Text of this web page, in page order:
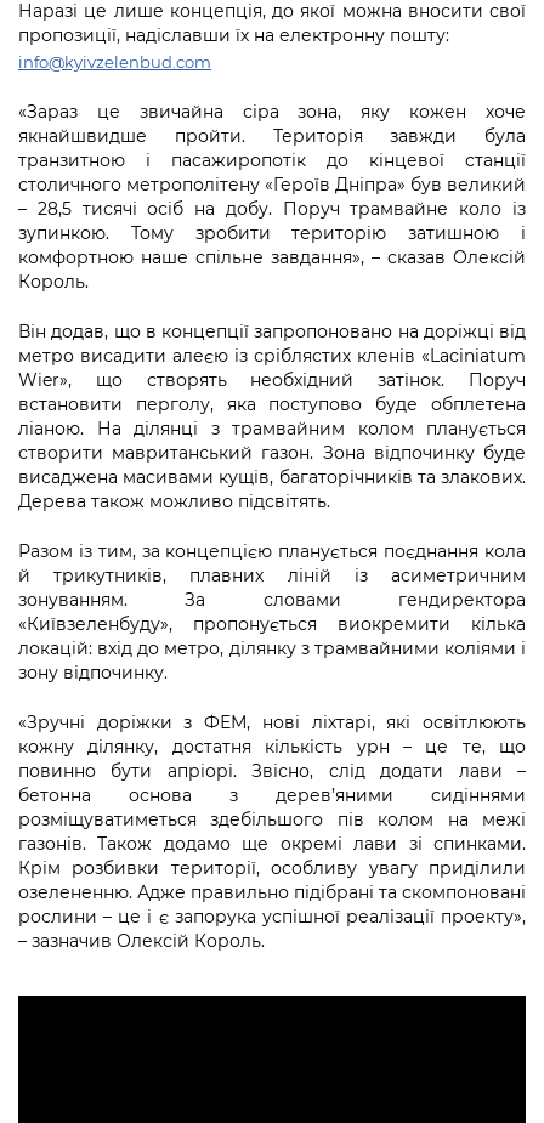
Підприємства, установи, організації
Kyiv International Relations
Річні звіти
Гендерна політика
Безбар'єрність
Київська міська військова адміністрація
Портал Захисників та Захисниць
Портал послуг
Міський застосунок Київ Цифровий
Важливе під час воєнного стану
Уряд» – місцевий рівень»
Важливе під час воєнного стану
Про відкриті дані
Портал даних Києва
Публічні дашборди
Наразі це лише концепція, до якої можна вносити свої
пропозиції, надіславши їх на електронну пошту:
info@kyivzelenbud.com
«Зараз це звичайна сіра зона, яку кожен хоче
якнайшвидше пройти. Територія завжди була
транзитною і пасажиропотік до кінцевої станції
столичного метрополітену «Героїв Дніпра» був великий
– 28,5 тисячі осіб на добу. Поруч трамвайне коло із
зупинкою. Тому зробити територію затишною і
комфортною наше спільне завдання», – сказав Олексій
Король.
Він додав, що в концепції запропоновано на доріжці від
метро висадити алеєю із сріблястих кленів «Laciniatum
Wier», що створять необхідний затінок. Поруч
встановити перголу, яка поступово буде обплетена
ліаною. На ділянці з трамвайним колом планується
створити мавританський газон. Зона відпочинку буде
висаджена масивами кущів, багаторічників та злакових.
Дерева також можливо підсвітять.
Разом із тим, за концепцією планується поєднання кола
й трикутників, плавних ліній із асиметричним
зонуванням. За словами гендиректора
«Київзеленбуду», пропонується виокремити кілька
локацій: вхід до метро, ділянку з трамвайними коліями і
зону відпочинку.
«Зручні доріжки з ФЕМ, нові ліхтарі, які освітлюють
кожну ділянку, достатня кількість урн – це те, що
повинно бути апріорі. Звісно, слід додати лави –
бетонна основа з дерев’яними сидіннями
розміщуватиметься здебільшого пів колом на межі
газонів. Також додамо ще окремі лави зі спинками.
Крім розбивки території, особливу увагу приділили
озелененню. Адже правильно підібрані та скомпоновані
рослини – це і є запорука успішної реалізації проекту»,
– зазначив Олексій Король.